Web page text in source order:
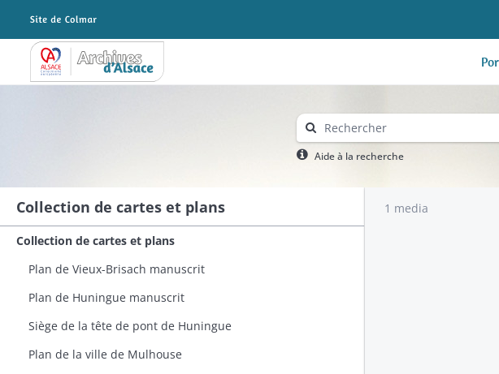
Archives Alsace - Colmar
Aide à la recherche
Collection de cartes et plans
Collection de cartes et plans
Plan de Vieux-Brisach manuscrit
Plan de Huningue manuscrit​
Siège de la tête de pont de Huningue
Plan de la ville de Mulhouse
1 media